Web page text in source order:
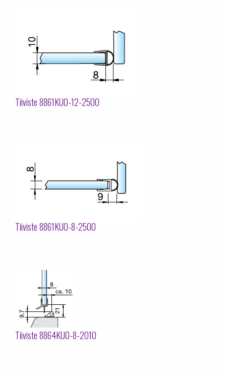
Tiiviste 8861KU0-12-2500
Tiiviste 8861KU0-8-2500
Tiiviste 8864KU0-8-2010